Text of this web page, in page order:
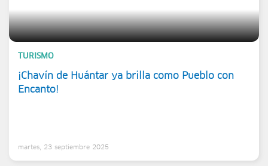
TURISMO
¡Chavín de Huántar ya brilla como Pueblo con
Encanto!
martes, 23 septiembre 2025